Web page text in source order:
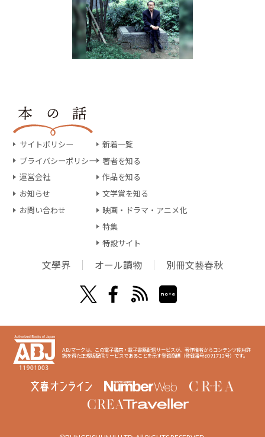
サイトポリシー
プライバシーポリシー
運営会社
お知らせ
お問い合わせ
新着一覧
著者を知る
作品を知る
文学賞を知る
映画・ドラマ・アニメ化
特集
特設サイト
文學界 オール讀物 別冊文藝春秋
ABJマークは、この電子書店・電子書籍配信サービスが、著作権者からコンテンツ使用許
諾を得た正規版配信サービスであることを示す登録商標（登録番号6091713号）です。